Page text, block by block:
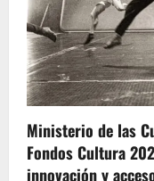
Ministerio de las
Fondos Cultura
innovación y